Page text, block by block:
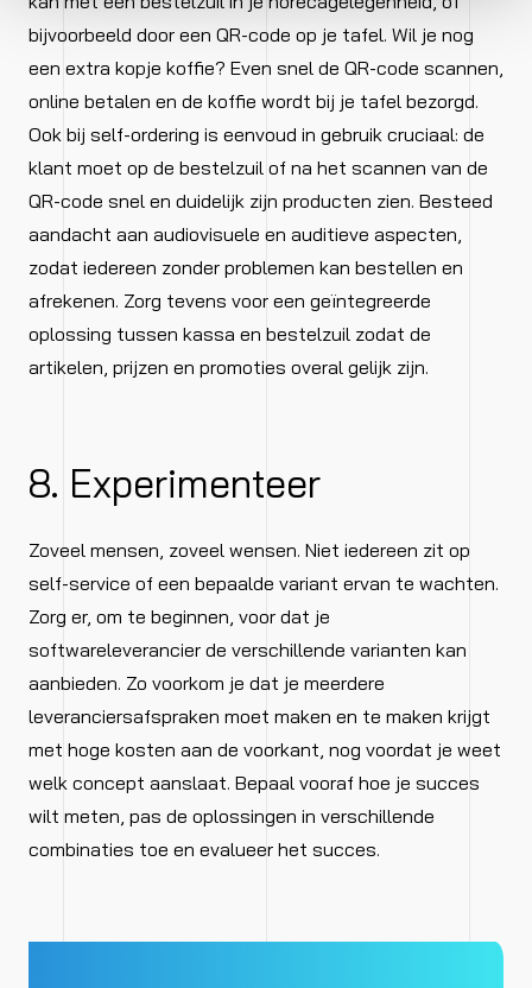
bijvoorbeeld door een QR-code op je tafel. Wil je nog
een extra kopje koffie? Even snel de QR-code scannen,
online betalen en de koffie wordt bij je tafel bezorgd.
Ook bij self-ordering is eenvoud in gebruik cruciaal: de
klant moet op de bestelzuil of na het scannen van de
QR-code snel en duidelijk zijn producten zien. Besteed
aandacht aan audiovisuele en auditieve aspecten,
zodat iedereen zonder problemen kan bestellen en
afrekenen. Zorg tevens voor een geïntegreerde
oplossing tussen kassa en bestelzuil zodat de
artikelen, prijzen en promoties overal gelijk zijn.
8. Experimenteer
Zoveel mensen, zoveel wensen. Niet iedereen zit op
self-service of een bepaalde variant ervan te wachten.
Zorg er, om te beginnen, voor dat je
softwareleverancier de verschillende varianten kan
aanbieden. Zo voorkom je dat je meerdere
leveranciersafspraken moet maken en te maken krijgt
met hoge kosten aan de voorkant, nog voordat je weet
welk concept aanslaat. Bepaal vooraf hoe je succes
wilt meten, pas de oplossingen in verschillende
combinaties toe en evalueer het succes.